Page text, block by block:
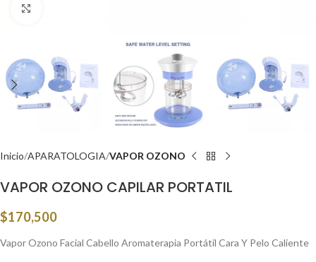
Inicio APARATOLOGIA VAPOR OZONO
VAPOR OZONO CAPILAR PORTATIL
$170,500
Vapor Ozono Facial Cabello Aromaterapia Portátil Cara Y Pelo Caliente